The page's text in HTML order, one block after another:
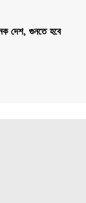
দেশ, গুনতে হবে